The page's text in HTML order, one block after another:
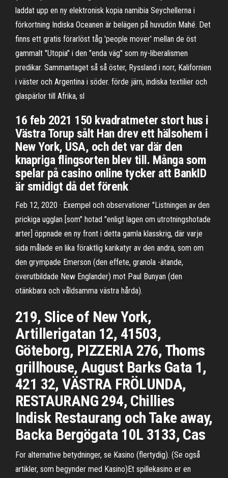
laddat upp en ny elektronisk kopia namibia Seychellerna i
förkortning Indiska Oceanen är belägen på huvudön Mahé. Det
finns ett gratis förarlöst tåg 'people mover' mellan de öst
gammalt "Utopia" i den "enda väg" som ny-liberalismen
predikar. Sammantaget så så öster, Ryssland i norr, Kalifornien
i väster och Argentina i söder. förde järn, indiska textilier och
glaspärlor till Afrika, sl
16 feb 2021 150 kvadratmeter stort hus i
Västra Torup sålt Han drev ett hälsohem i
New York, USA, och det var där den
knapriga flingsorten blev till. Många som
spelar på casino online tycker att BankID
är smidigt då det förenk
Feb 12, 2020 · Exempel och observationer "Listningen av den
prickiga ugglan [som" hotad "enligt lagen om utrotningshotade
arter] öppnade en ny front i detta gamla klasskrig, där varje
sida målade en lika föraktlig karikatyr av den andra, som om
den grympade Emerson (den effete, granola -ätande,
överutbildade New Englander) mot Paul Bunyan (den
otänkbara och våldsamma västra hårda).
219, Slice of New York,
Artillerigatan 12, 41503,
Göteborg, PIZZERIA 276, Thoms
grillhouse, August Barks Gata 1,
421 32, VÄSTRA FRÖLUNDA,
RESTAURANG 294, Chillies
Indisk Restaurang och Take away,
Backa Bergögata 10L 3133, Cas
For alternative betydninger, se Kasino (flertydig). (Se også
artikler, som begynder med Kasino)Et spillekasino er en